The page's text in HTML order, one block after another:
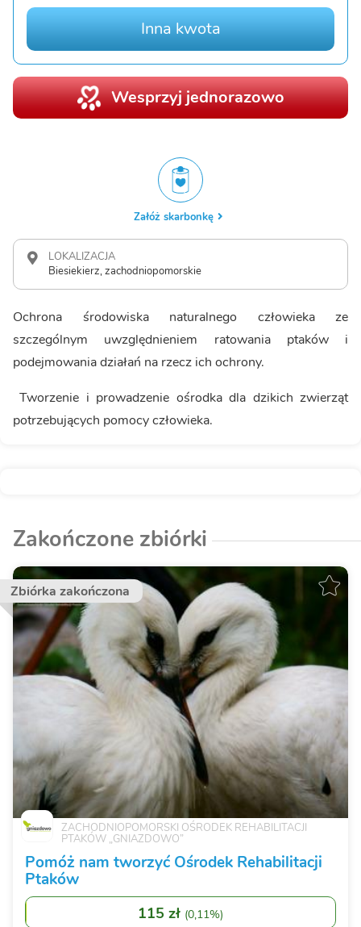
Inna kwota
Wesprzyj jednorazowo
Załóż skarbonkę
LOKALIZACJA
Biesiekierz, zachodniopomorskie
Ochrona środowiska naturalnego człowieka ze
szczególnym uwzględnieniem ratowania ptaków i
podejmowania działań na rzecz ich ochrony.
Tworzenie i prowadzenie ośrodka dla dzikich zwierząt
potrzebujących pomocy człowieka.
Zakończone zbiórki
Zbiórka zakończona
ZACHODNIOPOMORSKI OŚRODEK REHABILITACJI
PTAKÓW „GNIAZDOWO”
Pomóż nam tworzyć Ośrodek Rehabilitacji
Ptaków
115 zł (0,11%)